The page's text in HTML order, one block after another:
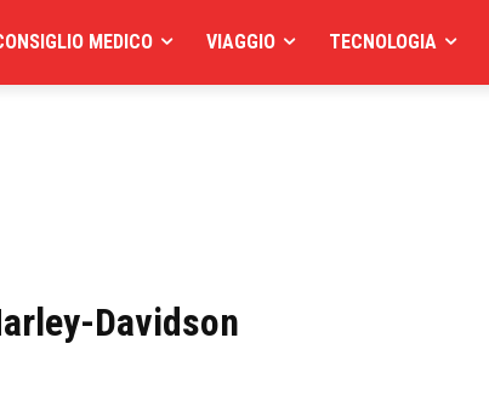
MEDICO VIAGGIO TECNOLOGIA
Davidson